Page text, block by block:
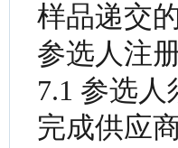
样品递交
参选人注
7.1 参选
完成供应